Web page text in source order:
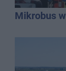
Mikrobus